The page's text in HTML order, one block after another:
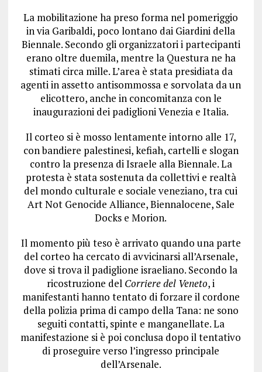
La mobilitazione ha preso forma nel pomeriggio
in via Garibaldi, poco lontano dai Giardini della
Biennale. Secondo gli organizzatori i partecipanti
erano oltre duemila, mentre la Questura ne ha
stimati circa mille. L’area è stata presidiata da
agenti in assetto antisommossa e sorvolata da un
elicottero, anche in concomitanza con le
inaugurazioni dei padiglioni Venezia e Italia.
Il corteo si è mosso lentamente intorno alle 17,
con bandiere palestinesi, kefiah, cartelli e slogan
contro la presenza di Israele alla Biennale. La
protesta è stata sostenuta da collettivi e realtà
del mondo culturale e sociale veneziano, tra cui
Art Not Genocide Alliance, Biennalocene, Sale
Docks e Morion.
Il momento più teso è arrivato quando una parte
del corteo ha cercato di avvicinarsi all’Arsenale,
dove si trova il padiglione israeliano. Secondo la
ricostruzione del Corriere del Veneto, i
manifestanti hanno tentato di forzare il cordone
della polizia prima di campo della Tana: ne sono
seguiti contatti, spinte e manganellate. La
manifestazione si è poi conclusa dopo il tentativo
di proseguire verso l’ingresso principale
dell’Arsenale.